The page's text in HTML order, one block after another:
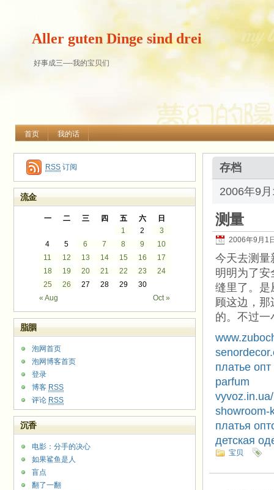
Aller guten Dinge sind drei
好事成三—-我的宝贝们
首页 我的话
存档
2006年9
测量
2006年9月1
今天去测量
明明为了
缝里了。是
顾这边，
的。不过一
платье опт
parfum
vyvoz.in.ua/
showroom-
платья
детская
宝贝
RSS 订阅
流金
一 二 三 四 五 六 日
« Aug Oct »
1 2
3
4
5 6 7 8 9
10
11
12 13 14 15 16
17
18
19 20 21 22 23
24
25
26 27 28 29 30
脂胭
泡网首页
泡网博客首页
登录
博客 RSS
评论 RSS
沉香
电影：分手的决心
如果鲨鱼是人
盲点
翻了一翻